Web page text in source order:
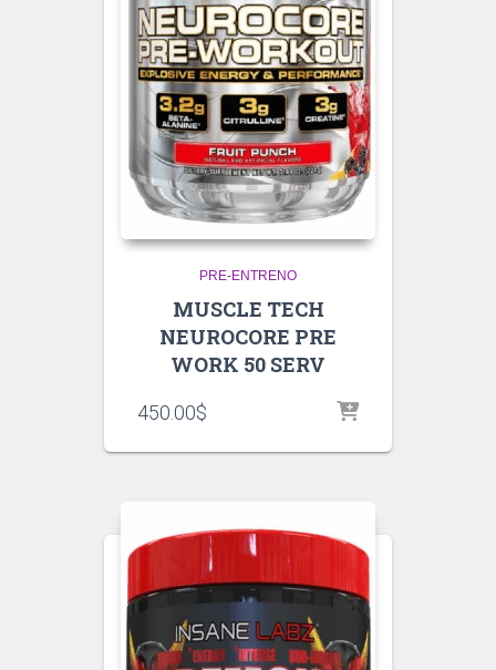
PRE-ENTRENO
MUSCLE TECH
NEUROCORE PRE
WORK 50 SERV
450.00$